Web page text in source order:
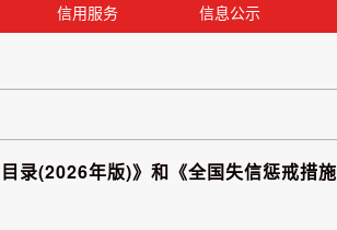
信用服务 信息公示
录(2026年版)》和《全国失信惩戒措施